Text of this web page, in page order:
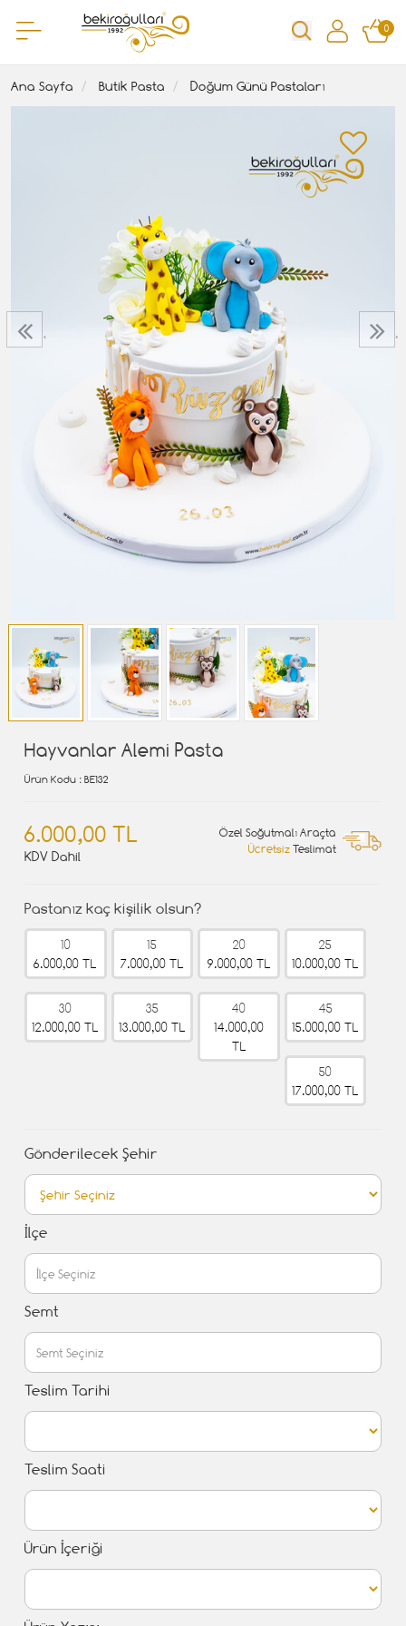
0
Ana Sayfa Butik Pasta Doğum Günü Pastaları
‹ ›
Hayvanlar Alemi Pasta
Ürün Kodu : BE132
6.000,00 TL
KDV Dahil
Özel Soğutmalı Araçta
Ücretsiz Teslimat
Pastanız kaç kişilik olsun?
10
6.000,00 TL
15
7.000,00 TL
20
9.000,00 TL
25
10.000,00 TL
30
12.000,00 TL
35
13.000,00 TL
40
14.000,00
TL
45
15.000,00 TL
50
17.000,00 TL
Gönderilecek Şehir
İlçe
Semt
Teslim Tarihi
Teslim Saati
Ürün İçeriği